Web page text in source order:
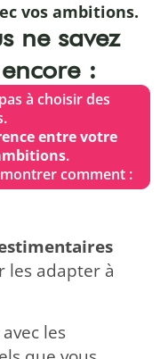
vos ambitions.
ne savez
:
à choisir des
entre votre
.
comment :
les adapter à
avec les